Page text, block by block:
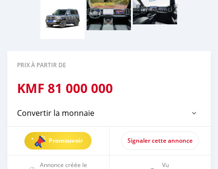
PRIX À PARTIR DE
KMF 81 000 000
Convertir la monnaie
Promouvoir Signaler cette annonce
Annonce créée le
Vu